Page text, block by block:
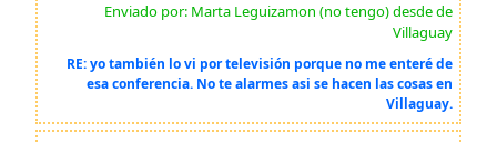
Enviado por: Marta Leguizamon (no tengo) desde de
Villaguay
RE: yo también lo vi por televisión porque no me enteré de
esa conferencia. No te alarmes asi se hacen las cosas en
Villaguay.